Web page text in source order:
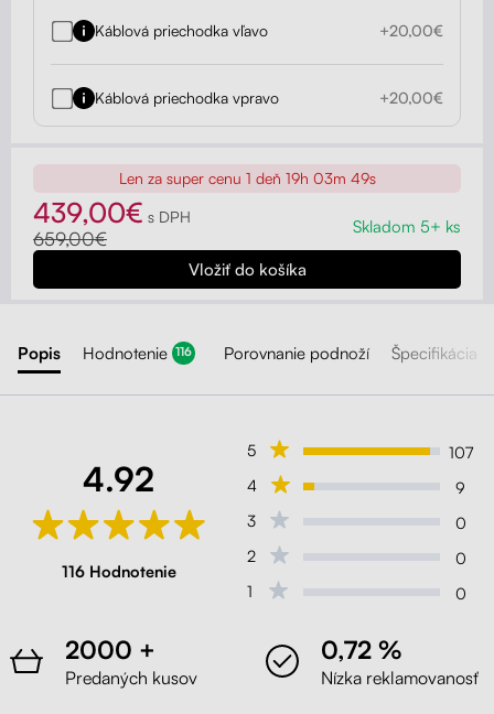
Káblová priechodka vľavo +20,00€
Káblová priechodka vpravo +20,00€
Len za super cenu 1 deň 19h 03m 47s
439,00€ s DPH
659,00€
Skladom 5+ ks
Popis Hodnotenie 116 Porovnanie podnoží Špecifikácia
4.92
116 Hodnotenie
5
107
4
9
3
0
2
0
1
0
2000 +
Predaných kusov
0,72 %
Nízka reklamovanosť